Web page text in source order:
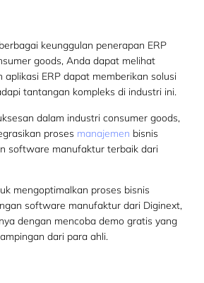
keunggulan penerapan ERP
goods, Anda dapat melihat
aplikasi ERP dapat memberikan solusi
tantangan kompleks di industri ini.
dalam industri consumer goods,
proses manajemen bisnis
software manufaktur terbaik dari
mengoptimalkan proses bisnis
software manufaktur dari Diginext,
dengan mencoba demo gratis yang
dari para ahli.